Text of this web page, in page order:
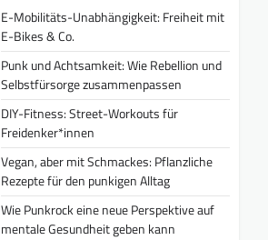
E-Mobilitäts-Unabhängigkeit: Freiheit mit
E-Bikes & Co.
Punk und Achtsamkeit: Wie Rebellion und
Selbstfürsorge zusammenpassen
DIY-Fitness: Street-Workouts für
Freidenker*innen
Vegan, aber mit Schmackes: Pflanzliche
Rezepte für den punkigen Alltag
Wie Punkrock eine neue Perspektive auf
mentale Gesundheit geben kann